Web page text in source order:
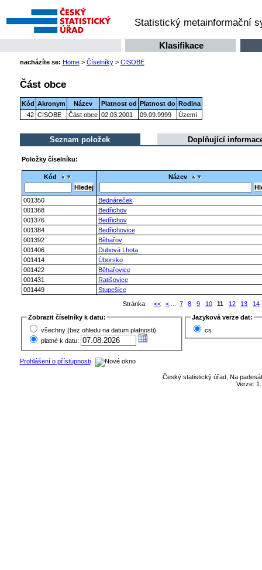
Statistický metainformační
Klasifikace
nacházíte se: Home> Číselníky> CISOBE
Část obce
Kód Akronym Název Platnost od Platnost do Rodina
42 CISOBE Část obce 02.03.2001 09.09.9999 Území
Seznam položek Doplňující
Položky číselníku:
Kód Název
001350
Bednáreček
001368
Bedřichov
001376
Bedřichov
001384
Bedřichovice
001392
Běhařov
001406
Dubová Lhota
001414
Úborsko
001422
Běhařovice
001431
Ratišovice
001449
Stupešice
Stránka:
<< < 7 8 9 10 11 12 13
14
Zobrazit číselníky k datu:
všechny (bez ohledu na datum platnosti)
platné k datu:
Jazyková verze dat:
cs
Prohlášení o přístupnosti
Český statistický úřad, Na
Verze: